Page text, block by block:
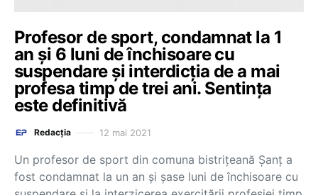
Profesor de sport, condamnat la 1
an și 6 luni de închisoare cu
suspendare și interdicția de a mai
profesa timp de trei ani. Sentința
este definitivă
Redacția 12 mai 2021
Un profesor de sport din comuna bistrițeană Șanț a
fost condamnat la un an și șase luni de închisoare cu